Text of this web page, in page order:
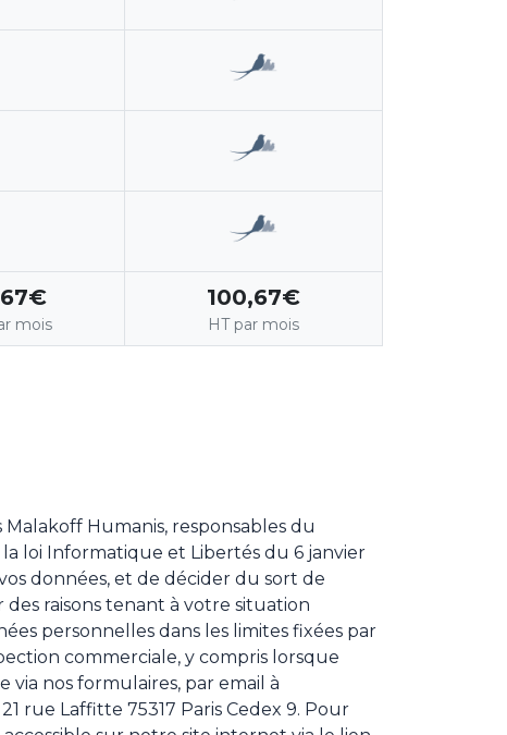
mois
100,67€
HT par mois
Malakoff Humanis, responsables du
la loi Informatique et Libertés du 6 janvier
données, et de décider du sort de
raisons tenant à votre situation
personnelles dans les limites fixées par
commerciale, y compris lorsque
nos formulaires, par email à
rue Laffitte 75317 Paris Cedex 9. Pour